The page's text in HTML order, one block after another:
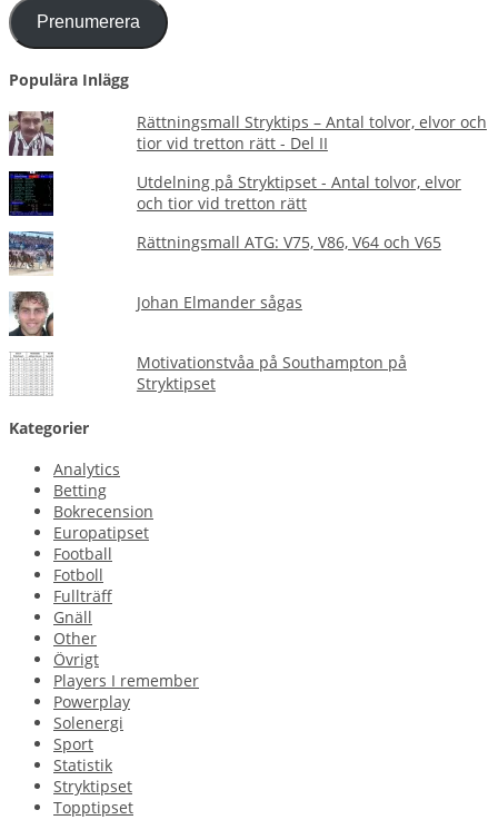
Prenumerera
Populära Inlägg
Rättningsmall Stryktips – Antal tolvor, elvor och
tior vid tretton rätt - Del II
Utdelning på Stryktipset - Antal tolvor, elvor
och tior vid tretton rätt
Rättningsmall ATG: V75, V86, V64 och V65
Johan Elmander sågas
Motivationstvåa på Southampton på
Stryktipset
Kategorier
Analytics
Betting
Bokrecension
Europatipset
Football
Fotboll
Fullträff
Gnäll
Other
Övrigt
Players I remember
Powerplay
Solenergi
Sport
Statistik
Stryktipset
Topptipset